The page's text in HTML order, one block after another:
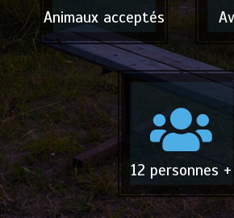
Animaux acceptés
12 personnes +